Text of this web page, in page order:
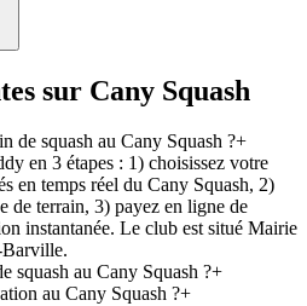
sur Cany Squash
de squash au Cany Squash ?+
en 3 étapes : 1) choisissez votre
en temps réel du Cany Squash, 2)
de terrain, 3) payez en ligne de
instantanée. Le club est situé Mairie
squash au Cany Squash ?+
au Cany Squash ?+